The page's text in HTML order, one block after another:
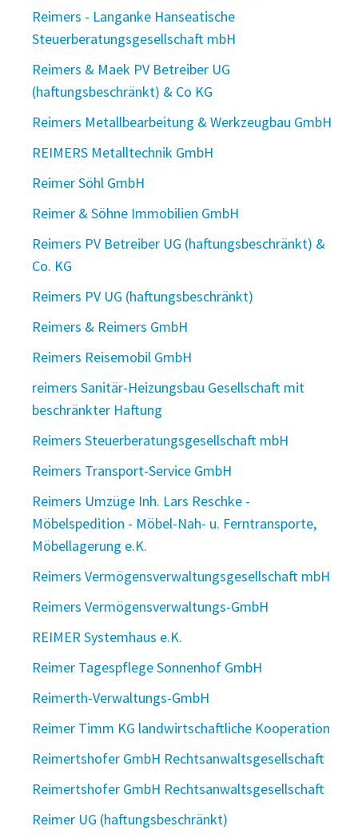
Reimers - Langanke Hanseatische
Steuerberatungsgesellschaft mbH
Reimers & Maek PV Betreiber UG
(haftungsbeschränkt) & Co KG
Reimers Metallbearbeitung & Werkzeugbau GmbH
REIMERS Metalltechnik GmbH
Reimer Söhl GmbH
Reimer & Söhne Immobilien GmbH
Reimers PV Betreiber UG (haftungsbeschränkt) &
Co. KG
Reimers PV UG (haftungsbeschränkt)
Reimers & Reimers GmbH
Reimers Reisemobil GmbH
reimers Sanitär-Heizungsbau Gesellschaft mit
beschränkter Haftung
Reimers Steuerberatungsgesellschaft mbH
Reimers Transport-Service GmbH
Reimers Umzüge Inh. Lars Reschke -
Möbelspedition - Möbel-Nah- u. Ferntransporte,
Möbellagerung e.K.
Reimers Vermögensverwaltungsgesellschaft mbH
Reimers Vermögensverwaltungs-GmbH
REIMER Systemhaus e.K.
Reimer Tagespflege Sonnenhof GmbH
Reimerth-Verwaltungs-GmbH
Reimer Timm KG landwirtschaftliche Kooperation
Reimertshofer GmbH Rechtsanwaltsgesellschaft
Reimertshofer GmbH Rechtsanwaltsgesellschaft
Reimer UG (haftungsbeschränkt)